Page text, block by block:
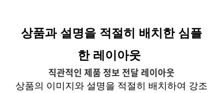
상품과 설명을 적절히 배치한 심플
한 레이아웃
직관적인 제품 정보 전달 레이아웃
상품의 이미지와 설명을 적절히 배치하여 강조